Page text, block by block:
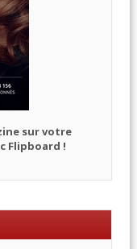
sur votre
Flipboard !